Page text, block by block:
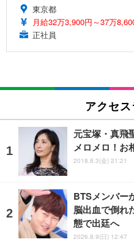
東京都
月給32万3,900円～37万
正社員
アクセ
元宝塚・真飛
メロメロ！お
2018.8.3(金) 21:21
BTSメンバー
脳出血で倒れ
態で出廷へ
2026.8.9(日) 12:47